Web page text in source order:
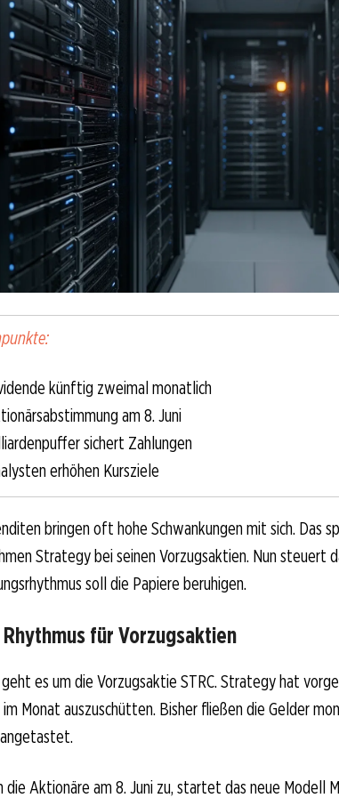
künftig zweimal monatlich
am 8. Juni
sichert Zahlungen
erhöhen Kursziele
bringen oft hohe Schwankungen mit sich. Das
Strategy bei seinen Vorzugsaktien. Nun steuert
soll die Papiere beruhigen.
für Vorzugsaktien
es um die Vorzugsaktie STRC. Strategy hat
Monat auszuschütten. Bisher fließen die Gelder
die Aktionäre am 8. Juni zu, startet das neue Modell